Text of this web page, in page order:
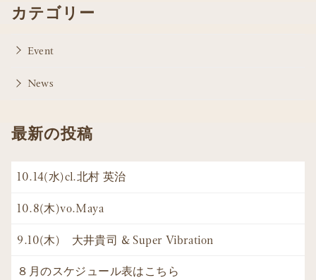
カテゴリー
Event
News
最新の投稿
10.14(水)cl.北村 英治
10.8(木)vo.Maya
9.10(木) 大井貴司 & Super Vibration
８月のスケジュール表はこちら